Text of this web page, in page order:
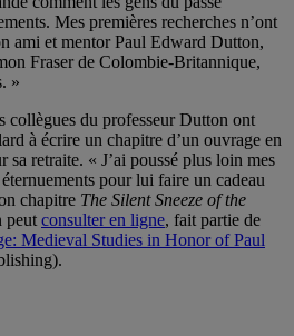
Mes premières recherches n’ont
ami et mentor Paul Edward Dutton,
Fraser de Colombie-Britannique,
»
collègues du professeur Dutton ont
à écrire un chapitre d’un ouvrage en
sa retraite. « J’ai poussé plus loin mes
pour lui faire un cadeau
chapitre The Silent Sneeze of the
peut consulter en ligne, fait partie de
Medieval Studies in Honor of Paul